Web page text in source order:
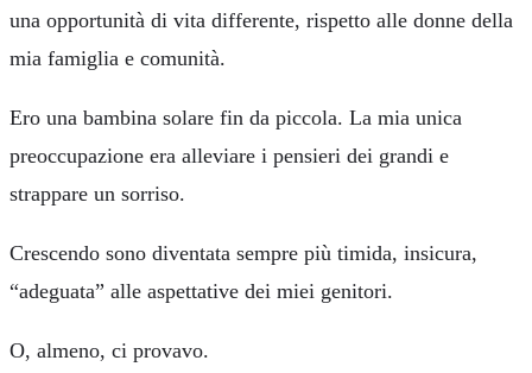
una opportunità di vita differente, rispetto alle donne della
mia famiglia e comunità.
Ero una bambina solare fin da piccola. La mia unica
preoccupazione era alleviare i pensieri dei grandi e
strappare un sorriso.
Crescendo sono diventata sempre più timida, insicura,
“adeguata” alle aspettative dei miei genitori.
O, almeno, ci provavo.